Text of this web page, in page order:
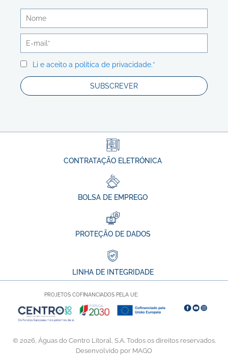
Li e aceito a política de privacidade.*
CONTRATAÇÃO ELETRÓNICA
BOLSA DE EMPREGO
PROTEÇÃO DE DADOS
LINHA DE INTEGRIDADE
PROJETOS COFINANCIADOS PELA UE:
© 2026, Águas do Centro Litoral, S.A. Todos os direitos reservados.
Desenvolvido por MAGO